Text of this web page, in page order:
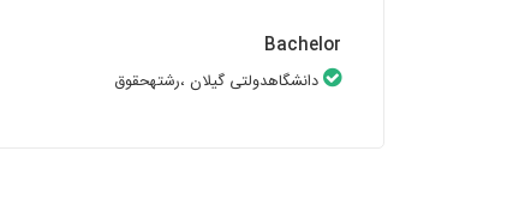
Bachelor
دانشگاهدولتی گیلان ،رشتهحقوق